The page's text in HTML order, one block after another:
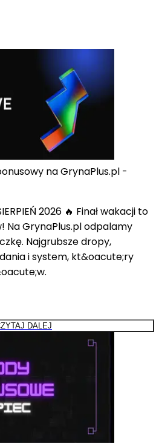
na GrynaPlus.pl -
2026 🔥 Finał wakacji to
Na GrynaPlus.pl odpalamy
Najgrubsze dropy,
i system, kt&oacute;ry
DALEJ